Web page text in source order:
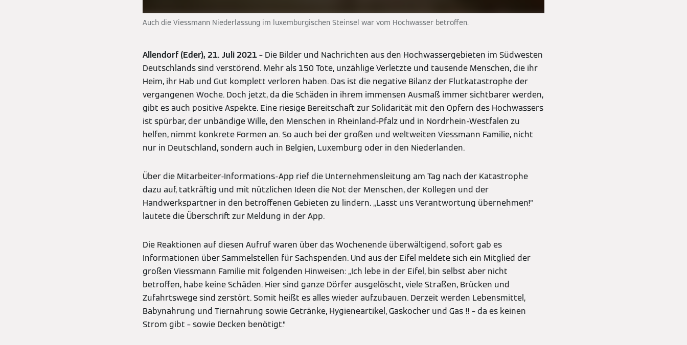
Auch die Viessmann Niederlassung im luxemburgischen Steinsel war vom Hochwasser betroffen.
Allendorf (Eder), 21. Juli 2021– Die Bilder und Nachrichten aus den Hochwassergebieten im Südwesten
Deutschlands sind verstörend. Mehr als 150 Tote, unzählige Verletzte und tausende Menschen, die ihr
Heim, ihr Hab und Gut komplett verloren haben. Das ist die negative Bilanz der Flutkatastrophe der
vergangenen Woche. Doch jetzt, da die Schäden in ihrem immensen Ausmaß immer sichtbarer werden,
gibt es auch positive Aspekte. Eine riesige Bereitschaft zur Solidarität mit den Opfern des Hochwassers
ist spürbar, der unbändige Wille, den Menschen in Rheinland-Pfalz und in Nordrhein-Westfalen zu
helfen, nimmt konkrete Formen an. So auch bei der großen und weltweiten Viessmann Familie, nicht
nur in Deutschland, sondern auch in Belgien, Luxemburg oder in den Niederlanden.
Über die Mitarbeiter-Informations-App rief die Unternehmensleitung am Tag nach der Katastrophe
dazu auf, tatkräftig und mit nützlichen Ideen die Not der Menschen, der Kollegen und der
Handwerkspartner in den betroffenen Gebieten zu lindern. „Lasst uns Verantwortung übernehmen!”
lautete die Überschrift zur Meldung in der App.
Die Reaktionen auf diesen Aufruf waren über das Wochenende überwältigend, sofort gab es
Informationen über Sammelstellen für Sachspenden. Und aus der Eifel meldete sich ein Mitglied der
großen Viessmann Familie mit folgenden Hinweisen: „Ich lebe in der Eifel, bin selbst aber nicht
betroffen, habe keine Schäden. Hier sind ganze Dörfer ausgelöscht, viele Straßen, Brücken und
Zufahrtswege sind zerstört. Somit heißt es alles wieder aufzubauen. Derzeit werden Lebensmittel,
Babynahrung und Tiernahrung sowie Getränke, Hygieneartikel, Gaskocher und Gas !! – da es keinen
Strom gibt – sowie Decken benötigt.”